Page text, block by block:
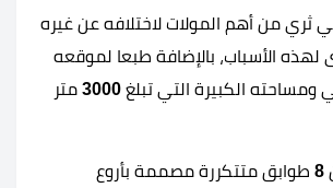
من أهم المولات لاختلافه عن غيره
لهذه الأسباب، بالإضافة طبعا لموقعه
ومساحته الكبيرة التي تبلغ 3000 متر
8 طوابق متتكررة مصممة بأروع